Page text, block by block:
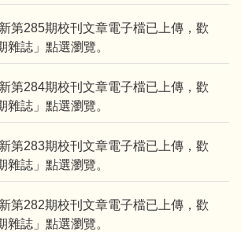
第285期校刊文章電子檔已上傳，歡
雜誌」點選瀏覽。
第284期校刊文章電子檔已上傳，歡
雜誌」點選瀏覽。
第283期校刊文章電子檔已上傳，歡
雜誌」點選瀏覽。
第282期校刊文章電子檔已上傳，歡
雜誌」點選瀏覽。